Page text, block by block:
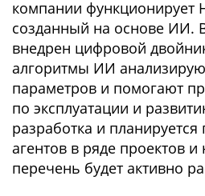
компании функционирует
созданный на основе ИИ.
внедрен цифровой
алгоритмы ИИ
параметров и помогают
по эксплуатации и
разработка и
агентов в ряде проектов
перечень будет активно